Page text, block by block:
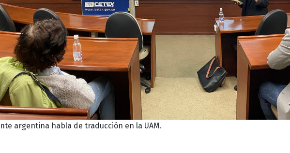
argentina habla de traducción en la UAM.